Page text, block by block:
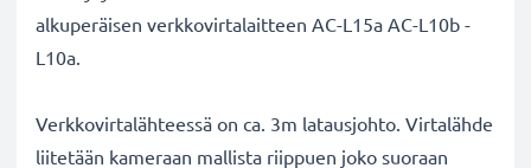
alkuperäisen verkkovirtalaitteen AC-L15a AC-L10b -
L10a.
Verkkovirtalähteessä on ca. 3m latausjohto. Virtalähde
liitetään kameraan mallista riippuen joko suoraan